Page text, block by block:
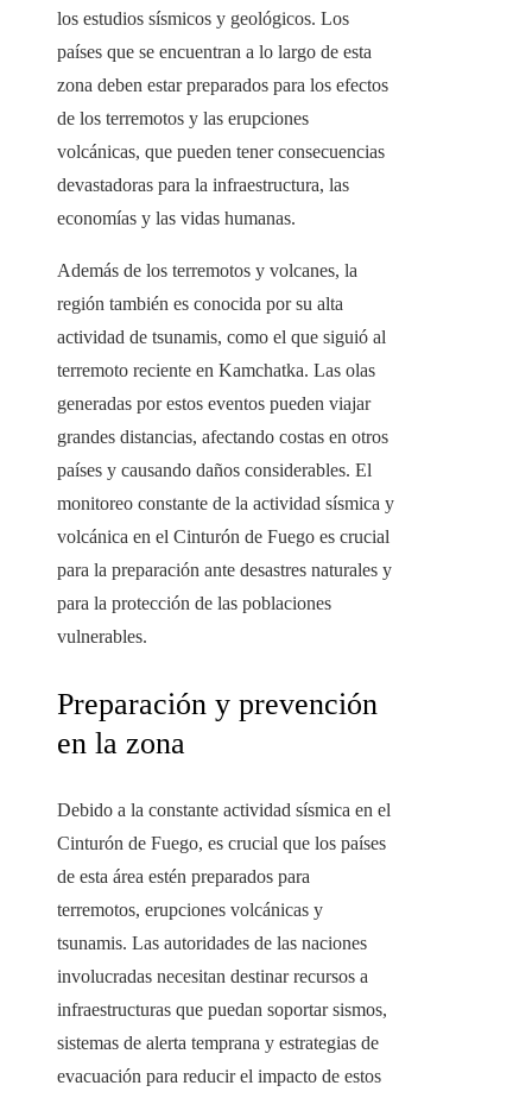
los estudios sísmicos y geológicos. Los
países que se encuentran a lo largo de esta
zona deben estar preparados para los efectos
de los terremotos y las erupciones
volcánicas, que pueden tener consecuencias
devastadoras para la infraestructura, las
economías y las vidas humanas.
Además de los terremotos y volcanes, la
región también es conocida por su alta
actividad de tsunamis, como el que siguió al
terremoto reciente en Kamchatka. Las olas
generadas por estos eventos pueden viajar
grandes distancias, afectando costas en otros
países y causando daños considerables. El
monitoreo constante de la actividad sísmica y
volcánica en el Cinturón de Fuego es crucial
para la preparación ante desastres naturales y
para la protección de las poblaciones
vulnerables.
Preparación y prevención
en la zona
Debido a la constante actividad sísmica en el
Cinturón de Fuego, es crucial que los países
de esta área estén preparados para
terremotos, erupciones volcánicas y
tsunamis. Las autoridades de las naciones
involucradas necesitan destinar recursos a
infraestructuras que puedan soportar sismos,
sistemas de alerta temprana y estrategias de
evacuación para reducir el impacto de estos